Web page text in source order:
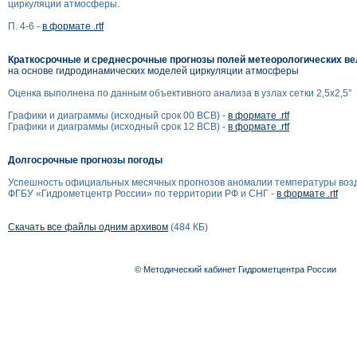
циркуляции атмосферы.
П. 4-6 - в формате .rtf
Краткосрочные и среднесрочные прогнозы полей метеорологических
на основе гидродинамических моделей циркуляции атмосферы
Оценка выполнена по данным объективного анализа в узлах сетки 2,5x2,5°
Графики и диаграммы (исходный срок 00 ВСВ) - в формате .rtf
Графики и диаграммы (исходный срок 12 ВСВ) - в формате .rtf
Долгосрочные прогнозы погоды
Успешность официальных месячных прогнозов аномалии температуры
ФГБУ «Гидрометцентр России» по территории РФ и СНГ - в формате .rtf
Скачать все файлы одним архивом (484 КБ)
© Методический кабинет Гидрометцентра России